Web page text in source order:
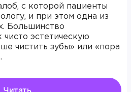
с которой пациенты
и при этом одна из
Большинство
чисто эстетическую
чистить зубы» или «пора